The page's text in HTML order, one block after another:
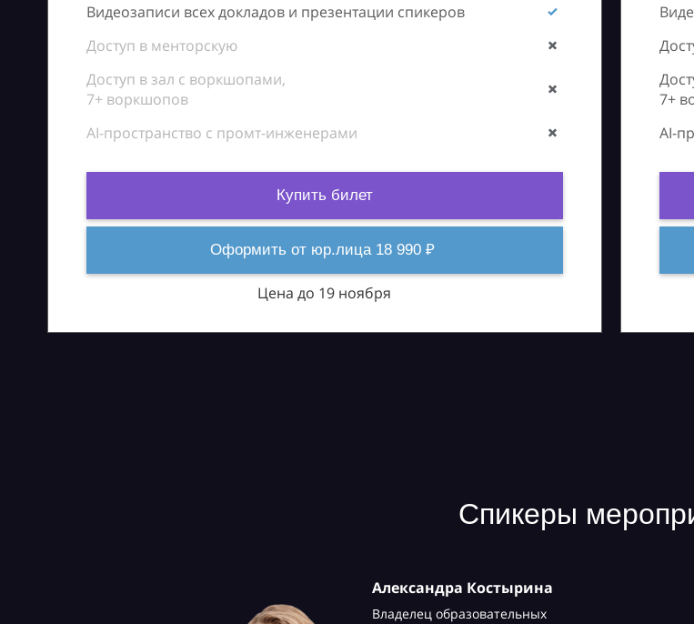
Видеозаписи всех докладов и презентации спикеров
Доступ в менторскую
Доступ в зал с воркшопами,
7+ воркшопов
AI-пространство с промт-инженерами
Купить билет
Оформить от юр.лица 18 990 ₽
Цена до 19 ноября
7+
AI-
Спикеры
Александра Костырина
Владелец образовательных